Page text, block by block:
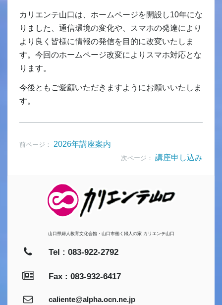
カリエンテ山口は、ホームページを開設し10年にな
りました、通信環境の変化や、スマホの発達により
より良く皆様に情報の発信を目的に改変いたしま
す。今回のホームページ改変によりスマホ対応とな
ります。
今後ともご愛顧いただきますようにお願いいたしま
す。
前ページ： 2026年講座案内
次ページ： 講座申し込み
山口県婦人教育文化会館・山口市働く婦人の家 カリエンテ山口
Tel : 083-922-2792
Fax : 083-932-6417
caliente@alpha.ocn.ne.jp